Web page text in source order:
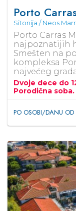
Porto
Sitonija / Neos
Porto Carras
najpoznatijih
Smešten na
kompleksa
najvećeg
Dvoje dece do
Porodična soba.
PO OSOBI/DANU OD